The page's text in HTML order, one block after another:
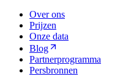
Over ons
Prijzen
Onze data
Blog
Partnerprogramma
Persbronnen